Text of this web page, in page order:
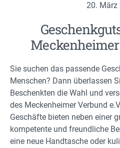
20. März
Meckenheimer
Sie suchen das passende
Menschen? Dann überlassen
Beschenkten die Wahl und
des Meckenheimer Verbund
Geschäfte bieten neben einer
kompetente und freundliche
eine neue Handtasche oder